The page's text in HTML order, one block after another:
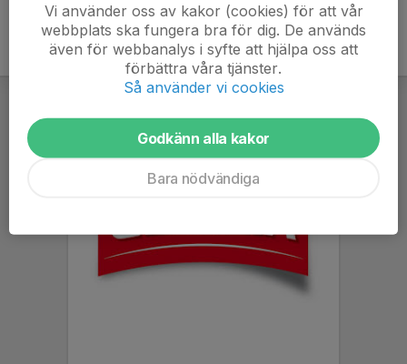
Vi använder oss av kakor (cookies) för att vår
webbplats ska fungera bra för dig. De används
även för webbanalys i syfte att hjälpa oss att
förbättra våra tjänster.
Så använder vi cookies
Godkänn alla kakor
Bara nödvändiga